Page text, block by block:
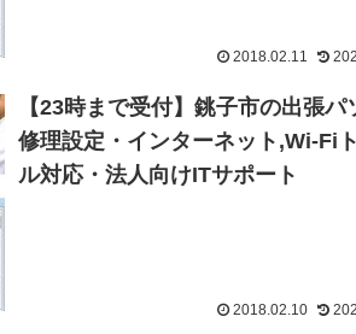
2018.02.11
【23時まで受付】銚子市の出張パ
修理設定・インターネット,Wi-Fi
ル対応・法人向けITサポート
2018.02.10